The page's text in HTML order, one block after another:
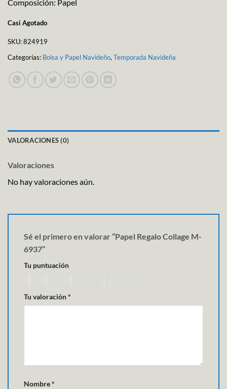
Composición: Papel
Casi Agotado
SKU:824919
Categorías: Bolsa y Papel Navideño,Temporada Navideña
VALORACIONES (0)
Valoraciones
No hay valoraciones aún.
Sé el primero en valorar “Papel Regalo Collage M-
6937”
Tu puntuación
Tu valoración*
Nombre*